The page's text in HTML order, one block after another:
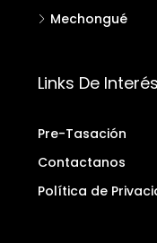
Mechongué
Links De Interés
Pre-Tasación
Contactanos
Política de